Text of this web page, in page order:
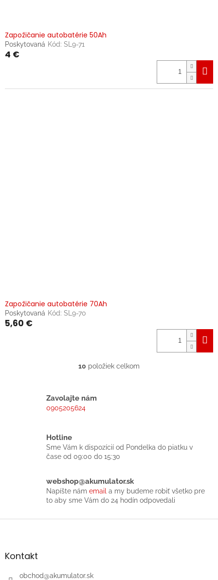
Zapožičanie autobatérie 50Ah
Poskytovaná Kód: SL9-71
4 €
Zapožičanie autobatérie 70Ah
Poskytovaná Kód: SL9-70
5,60 €
O
e
p
r
k
y
v
p
10 položiek celkom
Zavolajte nám
0905205624
Hotline
Sme Vám k dispozícií od Pondelka do piatku v
čase od 09:00 do 15:30
webshop@akumulator.sk
Napíšte nám email a my budeme robiť všetko pre
to aby sme Vám do 24 hodín odpovedali
Z
äKontakt
obchod@akumulator.sk